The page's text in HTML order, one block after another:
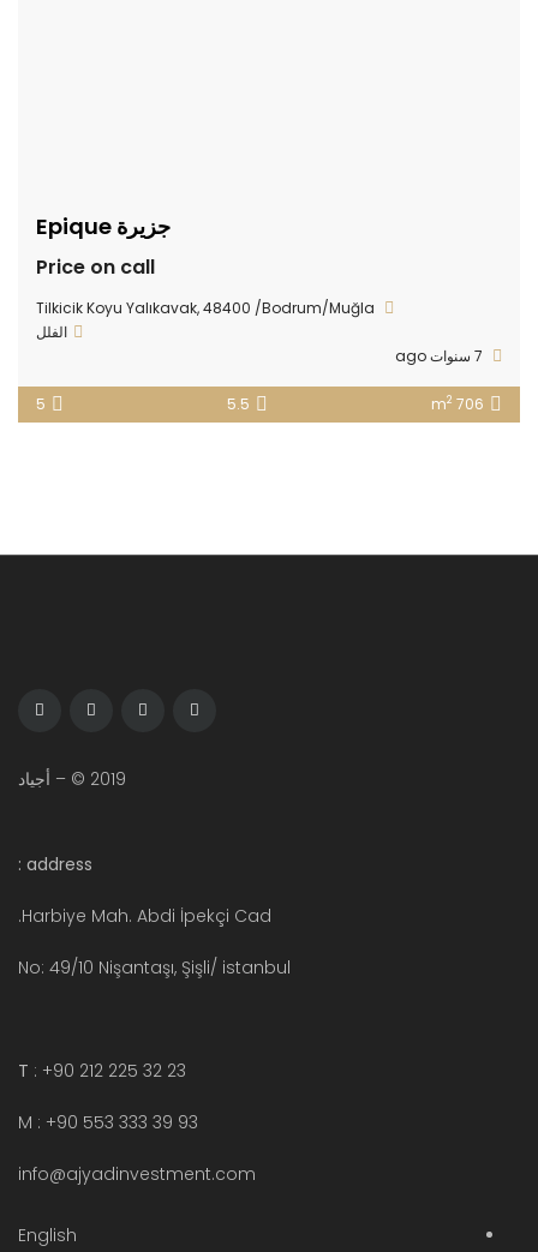
جزيرة Epique
Price on call
Tilkicik Koyu Yalıkavak, 48400 /Bodrum/Muğla
الفلل
706 m
2
5.5
5
2019 © – أجياد
address :
Harbiye Mah. Abdi İpekçi Cad.
No: 49/10 Nişantaşı, Şişli/ istanbul
T : +90 212 225 32 23
M : +90 553 333 39 93
info@ajyadinvestment.com
English